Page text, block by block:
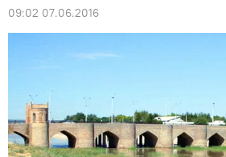
09:02 07.06.2016